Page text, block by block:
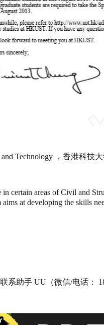
Technology ，香港科技
certain areas of Civil and
at developing the skills
助手 UU（微信/电话：